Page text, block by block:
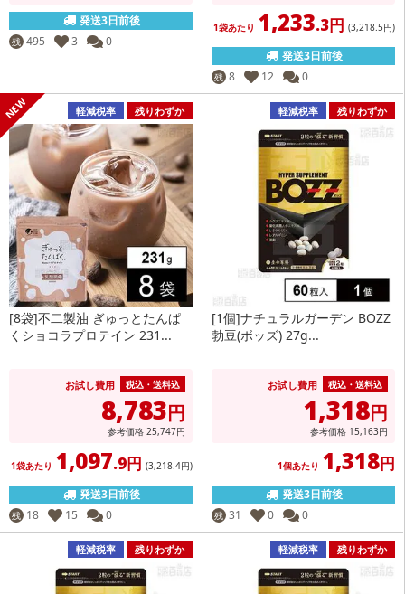
発送3日前後
残 495 3 0
1袋あたり 1,233.3円 (3,218.5円)
発送3日前後
残 8 12 0
軽減税率 残りわずか
[8袋]不二製油 ぎゅっとたんぱ
くショコラプロテイン 231...
お試し費用 税込・送料込
8,783円
参考価格 25,747円
1袋あたり 1,097.9円 (3,218.4円)
発送3日前後
残 18 15 0
軽減税率 残りわずか
[1個]ナチュラルガーデン BOZZ
勃豆(ボッズ) 27g...
お試し費用 税込・送料込
1,318円
参考価格 15,163円
1個あたり 1,318円
発送3日前後
残 31 0 0
軽減税率 残りわずか 軽減税率 残りわずか